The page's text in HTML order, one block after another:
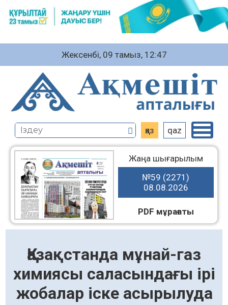
Жексенбі, 09 тамыз, 12:47
қаз qaz
Жаңа шығарылым
№59 (2271)
08.08.2026
PDF мұрағаты
Қазақстанда мұнай-газ
химиясы саласындағы ірі
жобалар іске асырылуда